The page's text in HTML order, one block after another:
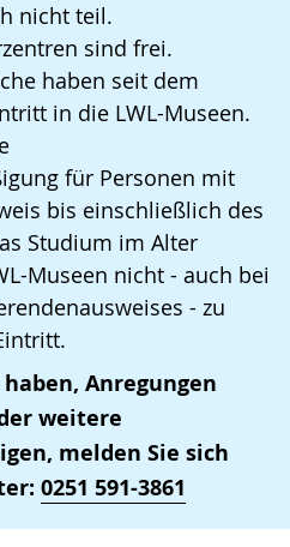
nicht teil.
sind frei.
haben seit dem
in die LWL-Museen.
für Personen mit
bis einschließlich des
Studium im Alter
Museen nicht - auch bei
- zu
Anregungen
weitere
melden Sie sich
0251 591-3861